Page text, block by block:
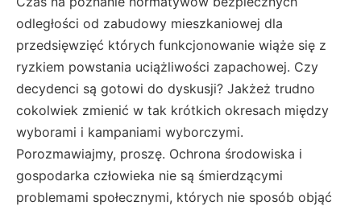
odległości od zabudowy mieszkaniowej dla
przedsięwzięć których funkcjonowanie wiąże się z
ryzkiem powstania uciążliwości zapachowej. Czy
decydenci są gotowi do dyskusji? Jakżeż trudno
cokolwiek zmienić w tak krótkich okresach między
wyborami i kampaniami wyborczymi.
Porozmawiajmy, proszę. Ochrona środowiska i
gospodarka człowieka nie są śmierdzącymi
problemami społecznymi, których nie sposób objąć